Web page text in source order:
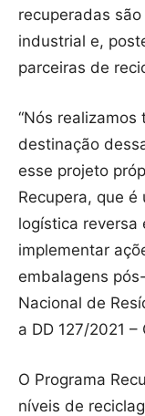
recuperadas
industrial e,
parceiras de
“Nós
destinação
esse projeto
Recupera, que
logística reversa
implementar
embalagens
Nacional de
a DD 127/2021 –
O Programa
níveis de